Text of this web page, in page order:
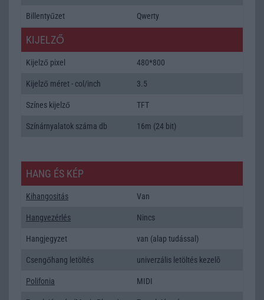
Billentyűzet Qwerty
KIJELZŐ
Kijelző pixel 480*800
Kijelző méret - col/inch 3.5
Színes kijelző TFT
Színárnyalatok száma db 16m (24 bit)
HANG ÉS KÉP
Kihangositás Van
Hangvezérlés Nincs
Hangjegyzet van (alap tudással)
Csengőhang letöltés univerzális letöltés kezelõ
Polifonia MIDI